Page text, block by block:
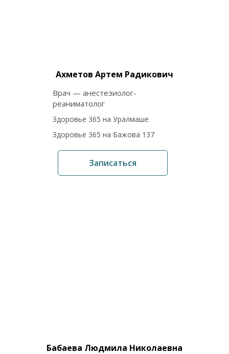
Ахметов Артем Радикович
Врач — анестезиолог-
реаниматолог
Здоровье 365 на Уралмаше
Здоровье 365 на Бажова 137
Записаться
Бабаева Людмила Николаевна